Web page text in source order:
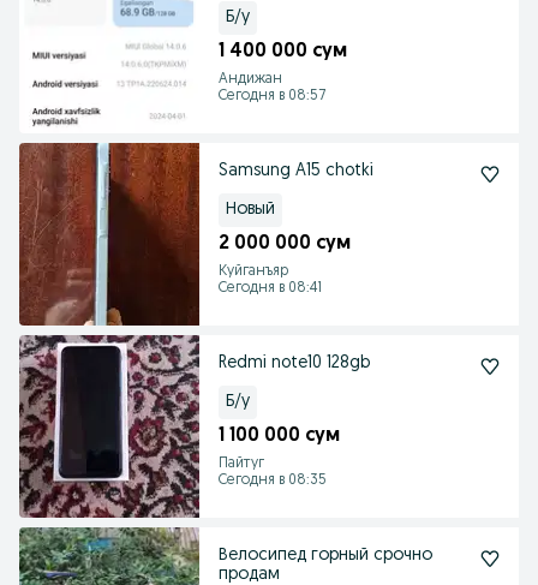
Б/у
1 400 000 сум
Андижан
Сегодня в 08:57
Samsung A15 chotki
Новый
2 000 000 сум
Куйганъяр
Сегодня в 08:41
Redmi note10 128gb
Б/у
1 100 000 сум
Пайтуг
Сегодня в 08:35
Велосипед горный срочно
продам